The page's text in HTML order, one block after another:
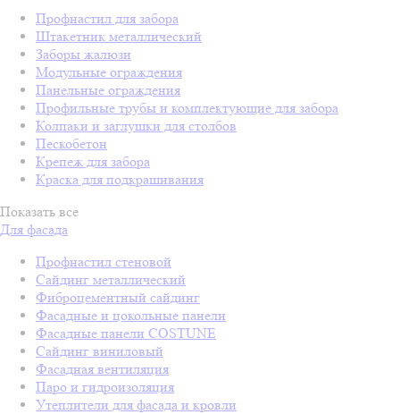
Профнастил для забора
Штакетник металлический
Заборы жалюзи
Модульные ограждения
Панельные ограждения
Профильные трубы и комплектующие для забора
Колпаки и заглушки для столбов
Пескобетон
Крепеж для забора
Краска для подкрашивания
Показать все
Для фасада
Профнастил стеновой
Сайдинг металлический
Фиброцементный сайдинг
Фасадные и цокольные панели
Фасадные панели COSTUNE
Сайдинг виниловый
Фасадная вентиляция
Паро и гидроизоляция
Утеплители для фасада и кровли